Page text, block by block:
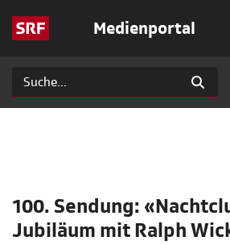
Medienportal
100. Sendung:
Jubiläum mit Ralph